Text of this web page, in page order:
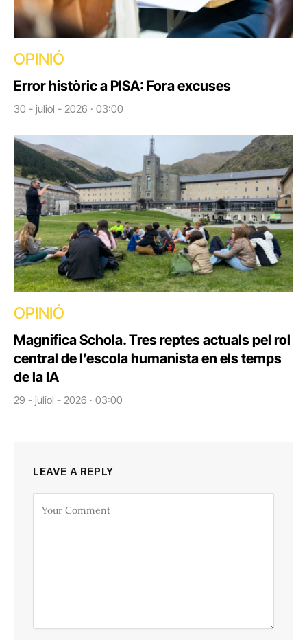
OPINIÓ
Error històric a PISA: Fora excuses
30 - juliol - 2026 · 03:00
OPINIÓ
Magnifica Schola. Tres reptes actuals pel rol
central de l’escola humanista en els temps
de la IA
29 - juliol - 2026 · 03:00
LEAVE A REPLY